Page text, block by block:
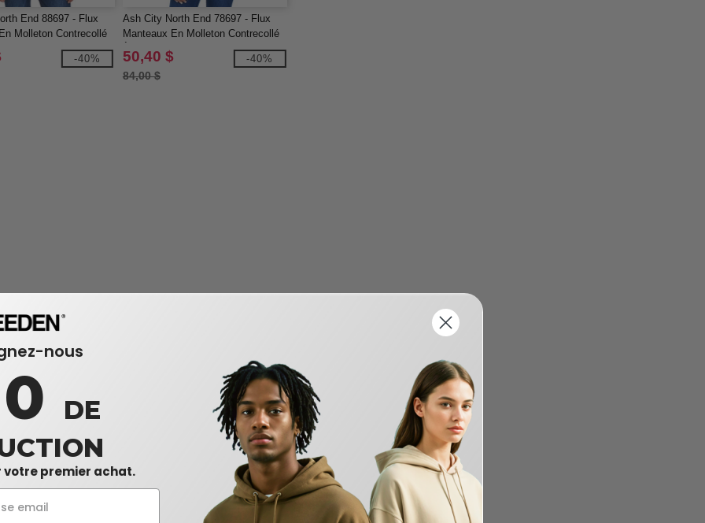
End 88697 - Flux
Molleton Contrecollé
Pour Homme
-40%
Ash City North End 78697 - Flux
Manteaux En Molleton Contrecollé
À Motif Mélangé Pour Femme
50,40 $
84,00 $
-40%
nous
DE
votre premier achat.